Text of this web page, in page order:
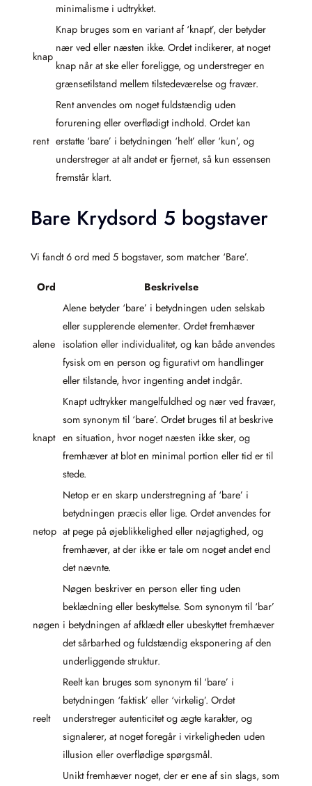
minimalisme i udtrykket.
knap
Knap bruges som en variant af ‘knapt’, der betyder
nær ved eller næsten ikke. Ordet indikerer, at noget
knap når at ske eller foreligge, og understreger en
grænsetilstand mellem tilstedeværelse og fravær.
rent
Rent anvendes om noget fuldstændig uden
forurening eller overflødigt indhold. Ordet kan
erstatte ‘bare’ i betydningen ‘helt’ eller ‘kun’, og
understreger at alt andet er fjernet, så kun essensen
fremstår klart.
Bare Krydsord 5 bogstaver
Vi fandt 6 ord med 5 bogstaver, som matcher ‘Bare’.
Ord Beskrivelse
alene
Alene betyder ‘bare’ i betydningen uden selskab
eller supplerende elementer. Ordet fremhæver
isolation eller individualitet, og kan både anvendes
fysisk om en person og figurativt om handlinger
eller tilstande, hvor ingenting andet indgår.
knapt
Knapt udtrykker mangelfuldhed og nær ved fravær,
som synonym til ‘bare’. Ordet bruges til at beskrive
en situation, hvor noget næsten ikke sker, og
fremhæver at blot en minimal portion eller tid er til
stede.
netop
Netop er en skarp understregning af ‘bare’ i
betydningen præcis eller lige. Ordet anvendes for
at pege på øjeblikkelighed eller nøjagtighed, og
fremhæver, at der ikke er tale om noget andet end
det nævnte.
nøgen
Nøgen beskriver en person eller ting uden
beklædning eller beskyttelse. Som synonym til ‘bar’
i betydningen af afklædt eller ubeskyttet fremhæver
det sårbarhed og fuldstændig eksponering af den
underliggende struktur.
reelt
Reelt kan bruges som synonym til ‘bare’ i
betydningen ‘faktisk’ eller ‘virkelig’. Ordet
understreger autenticitet og ægte karakter, og
signalerer, at noget foregår i virkeligheden uden
illusion eller overflødige spørgsmål.
Unikt fremhæver noget, der er ene af sin slags, som